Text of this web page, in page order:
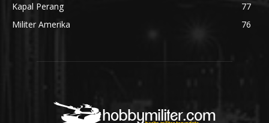
Kapal Perang
77
Militer Amerika
76